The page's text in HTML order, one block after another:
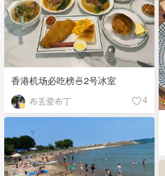
香港机场必吃榜🍜2号冰室
布丢爱布丁 4